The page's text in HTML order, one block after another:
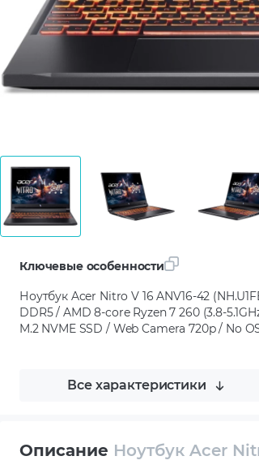
Ключевые особенности
Ноутбук Acer Nitro V 16 ANV16-42
DDR5 / AMD 8-core Ryzen 7 260 (3.8-
M.2 NVME SSD / Web Camera 720p / No
Все характеристики
Описание Ноутбук Acer